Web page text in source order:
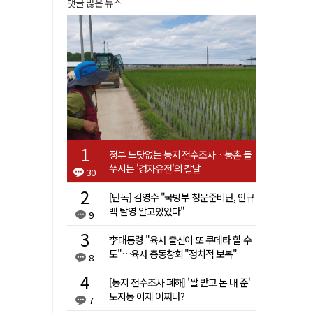
댓글 많은 뉴스
30
정부 느닷없는 농지 전수조사…농촌 들
쑤시는 '경자유전'의 칼날
9
[단독] 김영수 "국방부 청문준비단, 안규
백 탈영 알고있었다"
8
李대통령 "육사 출신이 또 쿠데타 할 수
도"…육사 총동창회 "정치적 보복"
7
[농지 전수조사 폐해] '쌀 받고 논 내 준'
도지농 이제 어쩌나?